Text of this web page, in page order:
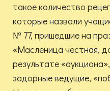
такое количество
которые назвали
№ 77, пришедшие на
«Масленица честная,
результате
задорные ведущие,